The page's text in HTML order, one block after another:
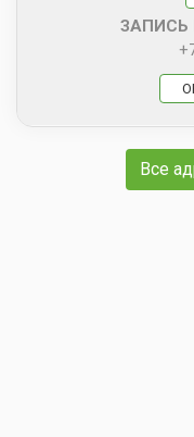
ЗАПИСЬ
Все